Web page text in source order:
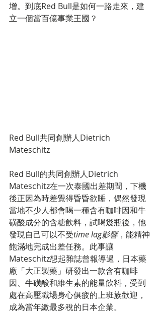
增。到底Red Bull是如何一路走來，建
立一個當百億事業王國？
Red Bull共同創辦人Dietrich
Mateschitz
Red Bull的共同創辦人Dietrich
Mateschitz在一次泰國出差期間，下機
後正因為時差覺得昏昏欲睡，偶然發現
當地不少人都會喝一種含有咖啡因和牛
磺酸成分的含糖飲料，試喝幾瓶後，他
發現自己可以不受time lag影響，能精神
飽滿地完成出差任務。此事讓
Mateschitz想起雜誌曾報導過，日本藥
廠「大正製藥」研發出一款含有咖啡
因、牛磺酸和維生素的能量飲料，受到
處在高壓職場身心俱疲的上班族歡迎，
成為當年繳最多稅的日本企業。